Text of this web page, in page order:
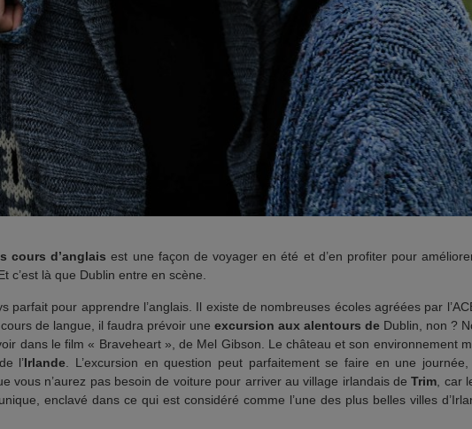
cours d’anglaisest une façon de voyager en été et d’en profiter pour
c’est là que Dublin entre en scène.
parfait pour apprendre l’anglais. Il existe de nombreuses écoles agréées par
de langue, il faudra prévoir une excursion aux alentours de Dublin, non ?
dans le film « Braveheart », de Mel Gibson. Le château et son environnement
l’Irlande. L’excursion en question peut parfaitement se faire en une
vous n’aurez pas besoin de voiture pour arriver au village irlandais deTrim, car
enclavé dans ce qui est considéré comme l’une des plus belles villes